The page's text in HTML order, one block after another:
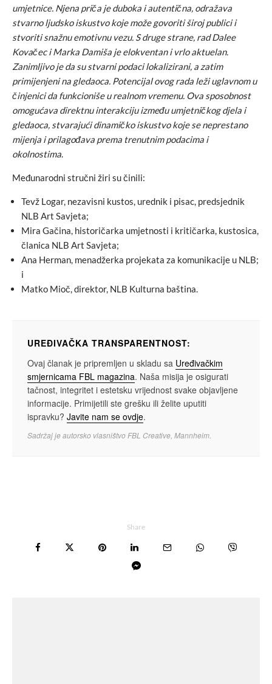
umjetnice. Njena priča je duboka i autentična, odražava
stvarno ljudsko iskustvo koje može govoriti široj publici i
stvoriti snažnu emotivnu vezu. S druge strane, rad Dalee
Kovačec i Marka Damiša je elokventan i vrlo aktuelan.
Zanimljivo je da su stvarni podaci lokalizirani, a zatim
primijenjeni na gledaoca. Potencijal ovog rada leži uglavnom u
činjenici da funkcioniše u realnom vremenu. Ova sposobnost
omogućava direktnu interakciju između umjetničkog djela i
gledaoca, stvarajući dinamičko iskustvo koje se neprestano
mijenja i prilagođava prema trenutnim podacima i
okolnostima.
Međunarodni stručni žiri su činili:
Tevž Logar, nezavisni kustos, urednik i pisac, predsjednik
NLB Art Savjeta;
Mira Gačina, historičarka umjetnosti i kritičarka, kustosica,
članica NLB Art Savjeta;
Ana Herman, menadžerka projekata za komunikacije u NLB;
i
Matko Mioč, direktor, NLB Kulturna baština.
UREĐIVAČKA TRANSPARENTNOST:
Ovaj članak je pripremljen u skladu sa Uređivačkim
smjernicama FBL magazina. Naša misija je osigurati
tačnost, integritet i estetsku vrijednost svake objavljene
informacije. Primijetili ste grešku ili želite uputiti
ispravku? Javite nam se ovdje.
Sadržaj je autorsko vlasništvo FBL Creative, Mannheim.
Share